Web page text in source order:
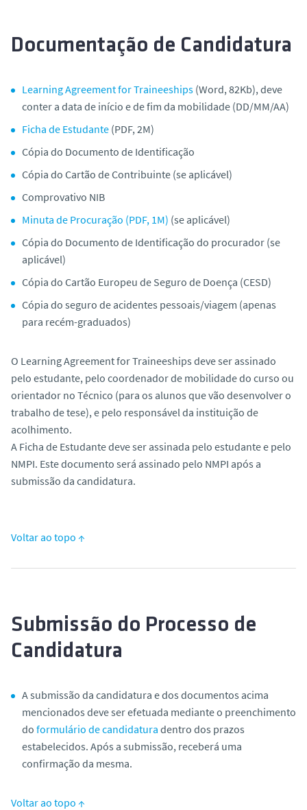
Documentação de Candidatura
Learning Agreement for Traineeships (Word, 82Kb), deve
conter a data de início e de fim da mobilidade (DD/MM/AA)
Ficha de Estudante (PDF, 2M)
Cópia do Documento de Identificação
Cópia do Cartão de Contribuinte (se aplicável)
Comprovativo NIB
Minuta de Procuração (PDF, 1M) (se aplicável)
Cópia do Documento de Identificação do procurador (se
aplicável)
Cópia do Cartão Europeu de Seguro de Doença (CESD)
Cópia do seguro de acidentes pessoais/viagem (apenas
para recém-graduados)
O Learning Agreement for Traineeships deve ser assinado
pelo estudante, pelo coordenador de mobilidade do curso ou
orientador no Técnico (para os alunos que vão desenvolver o
trabalho de tese), e pelo responsável da instituição de
acolhimento.
A Ficha de Estudante deve ser assinada pelo estudante e pelo
NMPI. Este documento será assinado pelo NMPI após a
submissão da candidatura.
Voltar ao topo ↑
Submissão do Processo de
Candidatura
A submissão da candidatura e dos documentos acima
mencionados deve ser efetuada mediante o preenchimento
do formulário de candidatura dentro dos prazos
estabelecidos. Após a submissão, receberá uma
confirmação da mesma.
Voltar ao topo ↑